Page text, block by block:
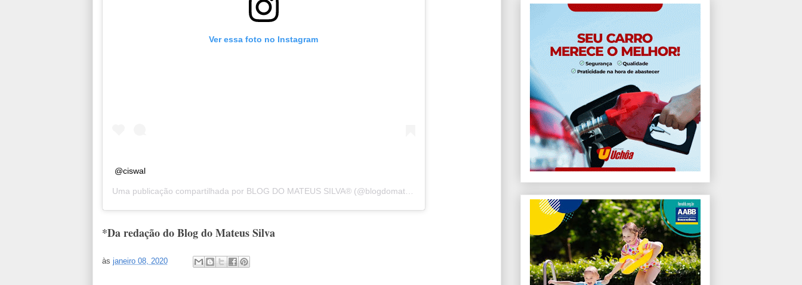
Ver essa foto no Instagram
@ciswal
Uma publicação compartilhada por BLOG DO MATEUS SILVA®(@blogdomateussilva) em
*Da redação do Blog do Mateus Silva
às janeiro 08, 2020